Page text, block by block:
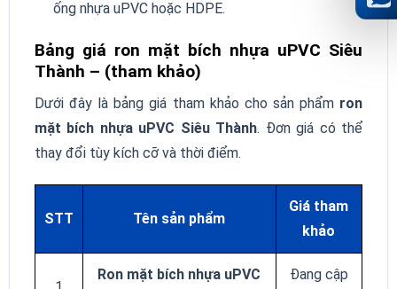
ống nhựa uPVC hoặc HDPE.
Bảng giá ron mặt bích nhựa uPVC Siêu
Thành – (tham khảo)
Dưới đây là bảng giá tham khảo cho sản phẩm ron
mặt bích nhựa uPVC Siêu Thành. Đơn giá có thể
thay đổi tùy kích cỡ và thời điểm.
STT Tên sản phẩm
Giá tham
khảo
Ron mặt bích nhựa uPVC
Đang cập